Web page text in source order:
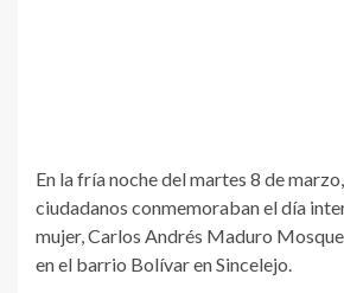
En la fría noche del martes 8 de
ciudadanos conmemoraban el día
mujer, Carlos Andrés Maduro
en el barrio Bolívar en Sincelejo.